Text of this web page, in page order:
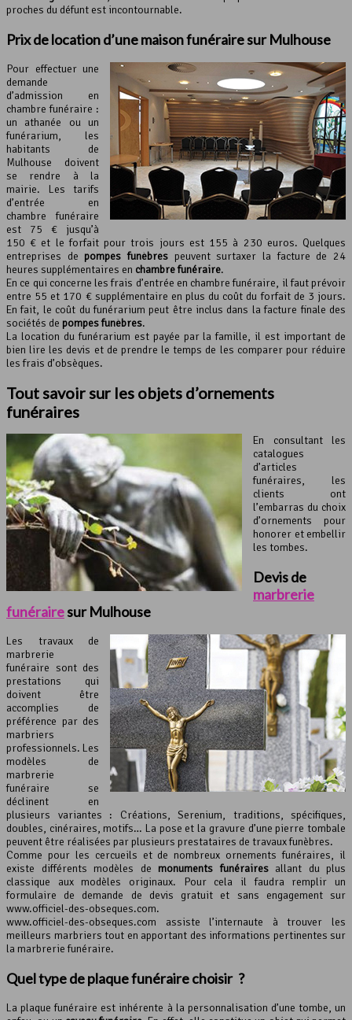
proches du défunt est incontournable.
Prix de location d’une maison funéraire sur Mulhouse
Pour effectuer une
demande
d’admission en
chambre funéraire :
un athanée ou un
funérarium, les
habitants de
Mulhouse doivent
se rendre à la
mairie. Les tarifs
d’entrée en
chambre funéraire
est 75 € jusqu’à
150 € et le forfait pour trois jours est 155 à 230 euros. Quelques
entreprises de pompes funèbres peuvent surtaxer la facture de 24
heures supplémentaires en chambre funéraire.
En ce qui concerne les frais d’entrée en chambre funéraire, il faut prévoir
entre 55 et 170 € supplémentaire en plus du coût du forfait de 3 jours.
En fait, le coût du funérarium peut être inclus dans la facture finale des
sociétés de pompes funèbres.
La location du funérarium est payée par la famille, il est important de
bien lire les devis et de prendre le temps de les comparer pour réduire
les frais d’obsèques.
Tout savoir sur les objets d’ornements
funéraires
En consultant les
catalogues
d’articles
funéraires, les
clients ont
l’embarras du choix
d’ornements pour
honorer et embellir
les tombes.
Devis de
marbrerie
funérairesur Mulhouse
Les travaux de
marbrerie
funéraire sont des
prestations qui
doivent être
accomplies de
préférence par des
marbriers
professionnels. Les
modèles de
marbrerie
funéraire se
déclinent en
plusieurs variantes : Créations, Serenium, traditions, spécifiques,
doubles, cinéraires, motifs… La pose et la gravure d’une pierre tombale
peuvent être réalisées par plusieurs prestataires de travaux funèbres.
Comme pour les cercueils et de nombreux ornements funéraires, il
existe différents modèles de monuments funérairesallant du plus
classique aux modèles originaux. Pour cela il faudra remplir un
formulaire de demande de devis gratuit et sans engagement sur
www.officiel-des-obseques.com.
www.officiel-des-obseques.com assiste l’internaute à trouver les
meilleurs marbriers tout en apportant des informations pertinentes sur
la marbrerie funéraire.
Quel type de plaque funéraire choisir ?
La plaque funéraire est inhérente à la personnalisation d’une tombe, un